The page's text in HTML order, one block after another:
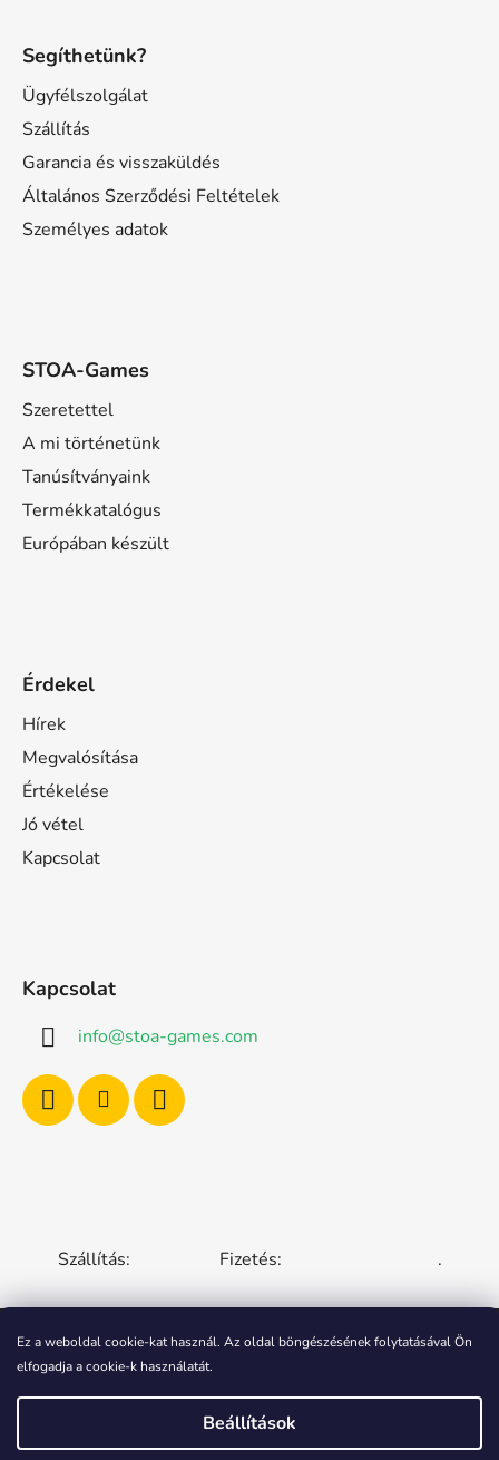
Ez a weboldal cookie-kat használ. Az oldal böngészésének folytatásával Ön
elfogadja a cookie-k használatát.
Beállítások
Segíthetünk?
Ügyfélszolgálat
Szállítás
Garancia és visszaküldés
Általános Szerződési Feltételek
Személyes adatok
STOA-Games
Szeretettel
A mi történetünk
Tanúsítványaink
Termékkatalógus
Európában készült
Érdekel
Hírek
Megvalósítása
Értékelése
Jó vétel
Kapcsolat
Kapcsolat
info@stoa-games.com
Szállítás: Fizetés: .
CZECH REPUBLIC
ROMANIA
POLAND EUROPEAN UNION